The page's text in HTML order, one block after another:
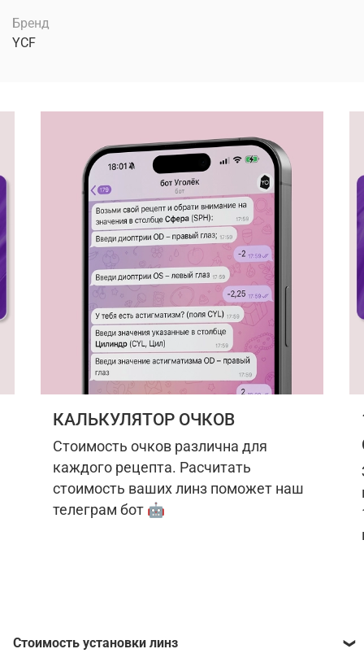
Бренд
YCF
КАЛЬКУЛЯТОР ОЧКОВ
Стоимость очков различна для
каждого рецепта. Расчитать
стоимость ваших линз поможет наш
телеграм бот 🤖
Стоимость установки линз